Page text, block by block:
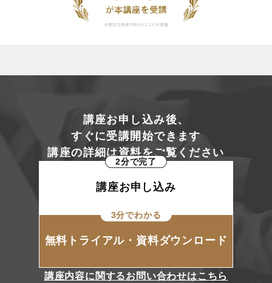
講座お申し込み後、
すぐに受講開始できます
講座の詳細は資料をご覧ください
2分で完了
講座お申し込み
3分でわかる
無料トライアル・資料ダウンロード
講座内容に関するお問い合わせはこちら